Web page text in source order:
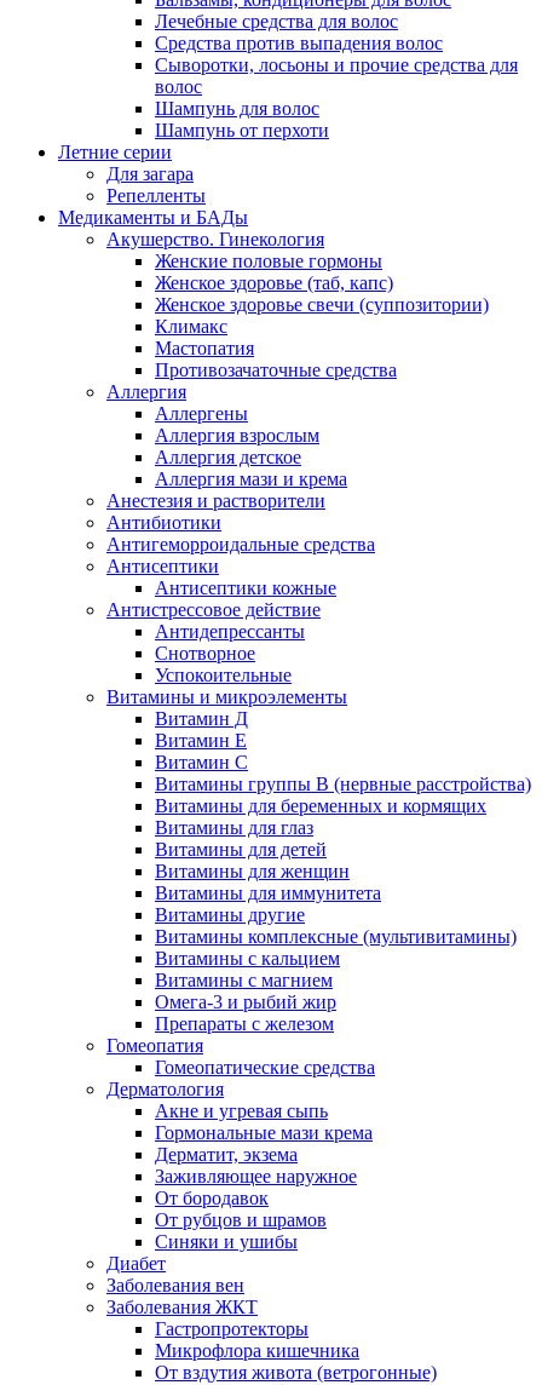
Лечебные средства для волос
Средства против выпадения волос
Сыворотки, лосьоны и прочие средства для
волос
Шампунь для волос
Шампунь от перхоти
Летние серии
Для загара
Репелленты
Медикаменты и БАДы
Акушерство. Гинекология
Женские половые гормоны
Женское здоровье (таб, капс)
Женское здоровье свечи (суппозитории)
Климакс
Мастопатия
Противозачаточные средства
Аллергия
Аллергены
Аллергия взрослым
Аллергия детское
Аллергия мази и крема
Анестезия и растворители
Антибиотики
Антигеморроидальные средства
Антисептики
Антисептики кожные
Антистрессовое действие
Антидепрессанты
Снотворное
Успокоительные
Витамины и микроэлементы
Витамин Д
Витамин Е
Витамин С
Витамины группы В (нервные расстройства)
Витамины для беременных и кормящих
Витамины для глаз
Витамины для детей
Витамины для женщин
Витамины для иммунитета
Витамины другие
Витамины комплексные (мультивитамины)
Витамины с кальцием
Витамины с магнием
Омега-3 и рыбий жир
Препараты с железом
Гомеопатия
Гомеопатические средства
Дерматология
Акне и угревая сыпь
Гормональные мази крема
Дерматит, экзема
Заживляющее наружное
От бородавок
От рубцов и шрамов
Синяки и ушибы
Диабет
Заболевания вен
Заболевания ЖКТ
Гастропротекторы
Микрофлора кишечника
От вздутия живота (ветрогонные)